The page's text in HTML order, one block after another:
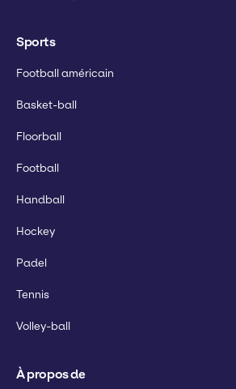
Sports
Football américain
Basket-ball
Floorball
Football
Handball
Hockey
Padel
Tennis
Volley-ball
À propos de